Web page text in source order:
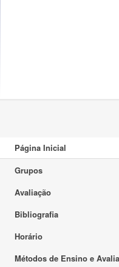
Página Inicial
Grupos
Avaliação
Bibliografia
Horário
Métodos de Ensino e